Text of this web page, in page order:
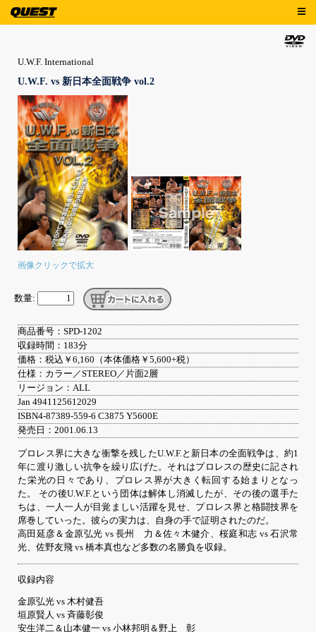
U.W.F. International
U.W.F. vs 新日本全面戦争 vol.2
画像クリックで拡大
数量:
商品番号：SPD-1202
収録時間：183分
価格：税込￥6,160（本体価格￥5,600+税）
仕様：カラー／STEREO／片面2層
リージョン：ALL
Jan 4941125612029
ISBN4-87389-559-6 C3875 Y5600E
発売日：2001.06.13
プロレス界に大きな衝撃を残したU.W.F.と新日本の全面戦争は、約1
年に渡り激しい抗争を繰り広げた。それはプロレスの歴史に記され
た栄光の日々であり、プロレス界が大きく転回する始まりとなっ
た。 その後U.W.F.という団体は解体し消滅したが、その後の選手た
ちは、一人一人が目覚ましい活躍を見せ、プロレス界と格闘技界を
席巻していった。彼らの実力は、自身の手で証明されたのだ。
高田延彦＆金原弘光 vs 長州 力＆佐々木健介、桜庭和志 vs 石沢常
光、佐野友飛 vs 橋本真也など多数の名勝負を収録。
収録内容
金原弘光 vs 木村健吾
垣原賢人 vs 斉藤彰俊
安生洋二＆山本健一 vs 小林邦明＆野上 彰